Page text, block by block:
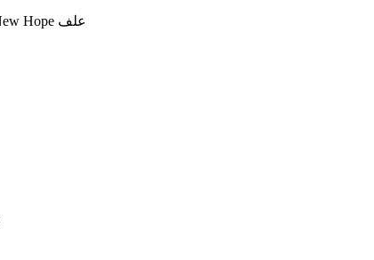
علف New Hope بمعادلات غذائية عالمية وإمداد مستمر بأولوية للمربيين و خصومات أضافية لاعضاء المنظومة